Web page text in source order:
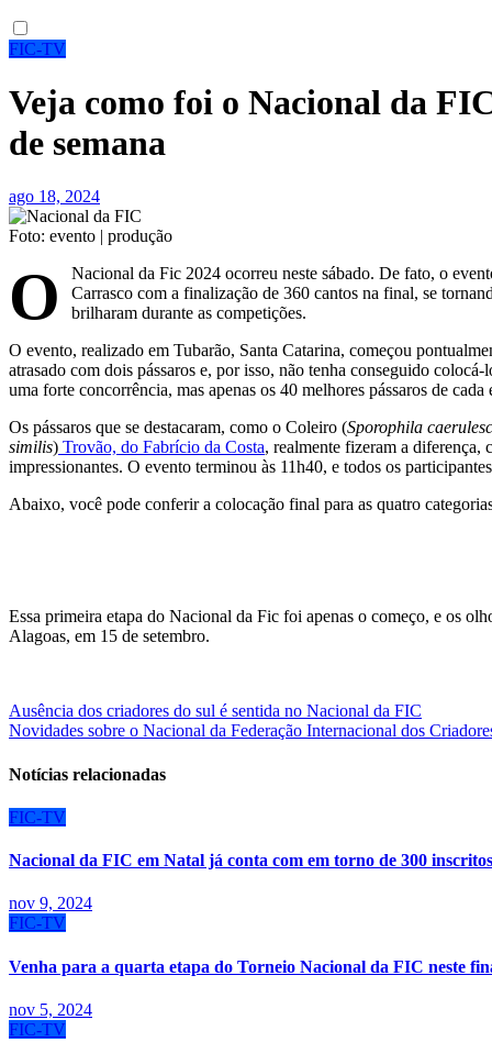
FIC-TV
Veja como foi o Nacional da
de semana
ago 18, 2024
Foto: evento | produção
O
Nacional da Fic 2024 ocorreu neste sábado. De fato, o
Carrasco com a finalização de 360 cantos na final, se
brilharam durante as competições.
O evento, realizado em Tubarão, Santa Catarina, começou
atrasado com dois pássaros e, por isso, não tenha conseguido
uma forte concorrência, mas apenas os 40 melhores pássaros de
Os pássaros que se destacaram, como o Coleiro (Sporophila
similis) Trovão, do Fabrício da Costa, realmente fizeram a diferença,
impressionantes. O evento terminou às 11h40, e todos os
Abaixo, você pode conferir a colocação final para as quatro
Essa primeira etapa do Nacional da Fic foi apenas o começo, e os
Alagoas, em 15 de setembro.
Navegação
de
Post
Ausência dos criadores do sul é sentida no Nacional da FIC
Novidades sobre o Nacional da Federação Internacional dos
Notícias relacionadas
FIC-TV
Nacional da FIC em Natal já conta com em torno de 300 inscritos
nov 9, 2024
FIC-TV
Venha para a quarta etapa do Torneio Nacional da FIC neste
nov 5, 2024
FIC-TV